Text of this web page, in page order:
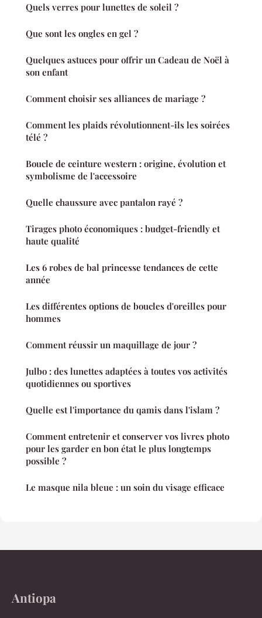
Quels verres pour lunettes de soleil ?
Que sont les ongles en gel ?
Quelques astuces pour offrir un Cadeau de Noël à
son enfant
Comment choisir ses alliances de mariage ?
Comment les plaids révolutionnent-ils les soirées
télé ?
Boucle de ceinture western : origine, évolution et
symbolisme de l'accessoire
Quelle chaussure avec pantalon rayé ?
Tirages photo économiques : budget-friendly et
haute qualité
Les 6 robes de bal princesse tendances de cette
année
Les différentes options de boucles d'oreilles pour
hommes
Comment réussir un maquillage de jour ?
Julbo : des lunettes adaptées à toutes vos activités
quotidiennes ou sportives
Quelle est l'importance du qamis dans l'islam ?
Comment entretenir et conserver vos livres photo
pour les garder en bon état le plus longtemps
possible ?
Le masque nila bleue : un soin du visage efficace
Antiopa